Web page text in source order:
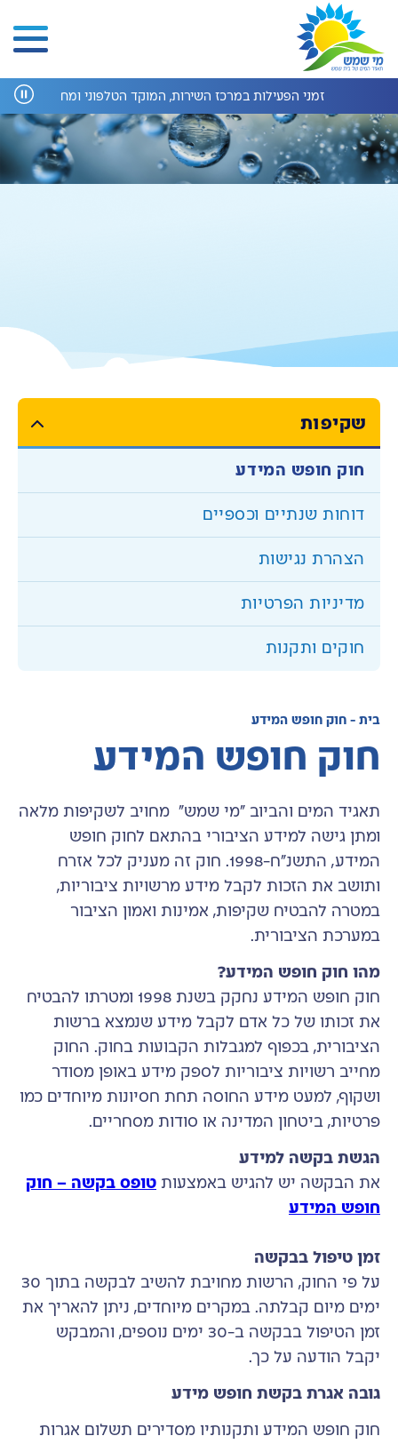
זמני הפעילות במרכז השירות, המוקד הטלפוני ומחלקת הנדסה בחופשת
שקיפות
חוק חופש המידע
דוחות שנתיים וכספיים
הצהרת נגישות
מדיניות הפרטיות
חוקים ותקנות
בית - חוק חופש המידע
חוק חופש המידע
תאגיד המים והביוב "מי שמש" מחויב לשקיפות מלאה
ומתן גישה למידע הציבורי בהתאם לחוק חופש
המידע, התשנ"ח-1998. חוק זה מעניק לכל אזרח
ותושב את הזכות לקבל מידע מרשויות ציבוריות,
במטרה להבטיח שקיפות, אמינות ואמון הציבור
במערכת הציבורית.
מהו חוק חופש המידע?
חוק חופש המידע נחקק בשנת 1998 ומטרתו להבטיח
את זכותו של כל אדם לקבל מידע שנמצא ברשות
הציבורית, בכפוף למגבלות הקבועות בחוק. החוק
מחייב רשויות ציבוריות לספק מידע באופן מסודר
ושקוף, למעט מידע החוסה תחת חסיונות מיוחדים כמו
פרטיות, ביטחון המדינה או סודות מסחריים.
הגשת בקשה למידע
את הבקשה יש להגיש באמצעות טופס בקשה – חוק
חופש המידע
זמן טיפול בבקשה
על פי החוק, הרשות מחויבת להשיב לבקשה בתוך 30
ימים מיום קבלתה. במקרים מיוחדים, ניתן להאריך את
זמן הטיפול בבקשה ב-30 ימים נוספים, והמבקש
יקבל הודעה על כך.
גובה אגרת בקשת חופש מידע
חוק חופש המידע ותקנותיו מסדירים תשלום אגרות